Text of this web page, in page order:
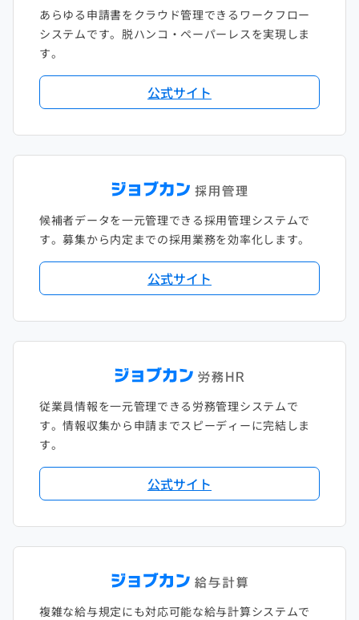
あらゆる申請書をクラウド管理できるワークフロー
システムです。脱ハンコ・ペーパーレスを実現しま
す。
公式サイト
候補者データを一元管理できる採用管理システムで
す。募集から内定までの採用業務を効率化します。
公式サイト
従業員情報を一元管理できる労務管理システムで
す。情報収集から申請までスピーディーに完結しま
す。
公式サイト
複雑な給与規定にも対応可能な給与計算システムで